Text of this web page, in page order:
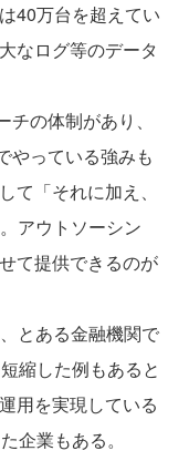
40万台を超えてい
なログ等のデータ
の体制があり、
やっている強みも
て「それに加え、
アウトソーシン
て提供できるのが
とある金融機関で
縮した例もあると
用を実現している
企業もある。